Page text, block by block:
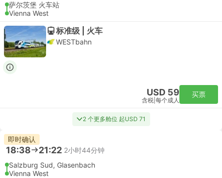
萨尔茨堡 火车站
Vienna West
标准级 | 火车
WESTbahn
USD 59
含税 每个成人
买票
2 个更多舱位 起USD 71
即时确认
18:38 21:22 2小时44分钟
Salzburg Sud, Glasenbach
Vienna West